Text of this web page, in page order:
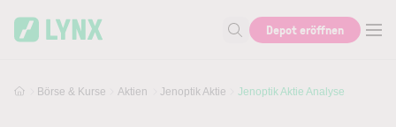
Suche nach Aktie, Autor...
Depot eröffnen
Börse & Kurse Aktien Jenoptik Aktie Jenoptik Aktie Analyse